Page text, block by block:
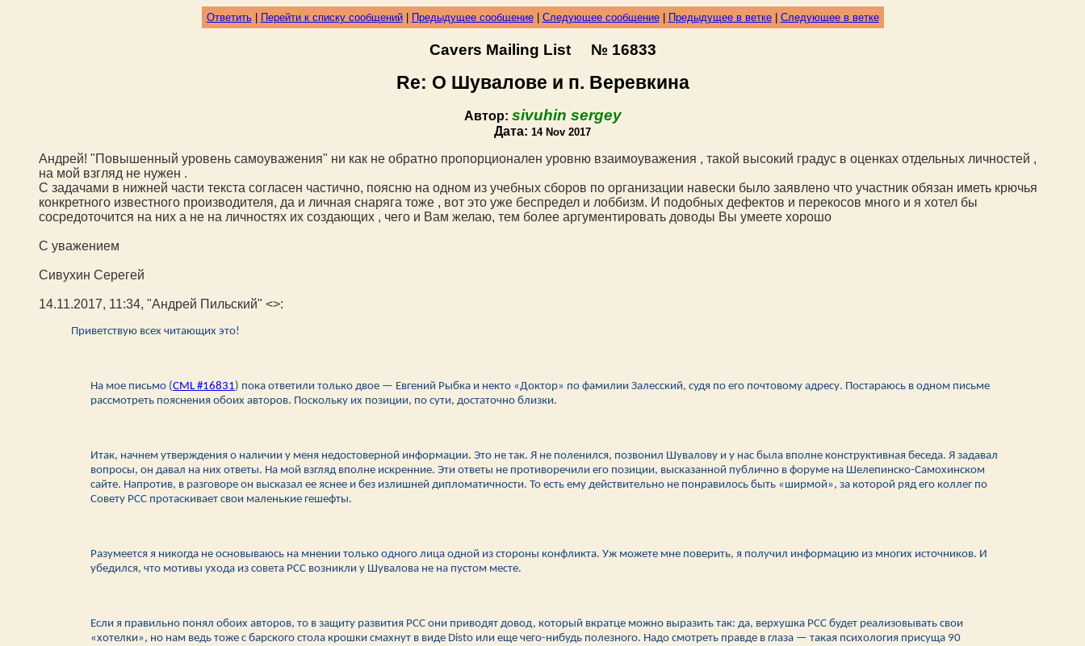
Ответить| Перейти к списку сообщений| Предыдущее сообщение| Следующее сообщение| Предыдущее в ветке| Следующее в ветке
Cavers Mailing List № 16833
Re: О Шувалове и п. Веревкина
Автор: sivuhin sergey
Дата: 14 Nov 2017
Андрей! "Повышенный уровень самоуважения" ни как не обратно пропорционален уровню взаимоуважения , такой высокий градус в оценках отдельных личностей ,
на мой взгляд не нужен .
С задачами в нижней части текста согласен частично, поясню на одном из учебных сборов по организации навески было заявлено что участник обязан иметь крючья
конкретного известного производителя, да и личная снаряга тоже , вот это уже беспредел и лоббизм. И подобных дефектов и перекосов много и я хотел бы
сосредоточится на них а не на личностях их создающих , чего и Вам желаю, тем более аргументировать доводы Вы умеете хорошо
С уважением
Сивухин Серегей
14.11.2017, 11:34, "Андрей Пильский" <>:
Приветствую всех читающих это!
На мое письмо (CML #16831) пока ответили только двое — Евгений Рыбка и некто «Доктор» по фамилии Залесский, судя по его почтовому адресу. Постараюсь в одном письме
рассмотреть пояснения обоих авторов. Поскольку их позиции, по сути, достаточно близки.
Итак, начнем утверждения о наличии у меня недостоверной информации. Это не так. Я не поленился, позвонил Шувалову и у нас была вполне конструктивная беседа. Я задавал
вопросы, он давал на них ответы. На мой взгляд вполне искренние. Эти ответы не противоречили его позиции, высказанной публично в форуме на Шелепинско-Самохинском
сайте. Напротив, в разговоре он высказал ее яснее и без излишней дипломатичности. То есть ему действительно не понравилось быть «ширмой», за которой ряд его коллег по
Совету РСС протаскивает свои маленькие гешефты.
Разумеется я никогда не основываюсь на мнении только одного лица одной из стороны конфликта. Уж можете мне поверить, я получил информацию из многих источников. И
убедился, что мотивы ухода из совета РСС возникли у Шувалова не на пустом месте.
Если я правильно понял обоих авторов, то в защиту развития РСС они приводят довод, который вкратце можно выразить так: да, верхушка РСС будет реализовывать свои
«хотелки», но нам ведь тоже с барского стола крошки смахнут в виде Disto или еще чего-нибудь полезного. Надо смотреть правде в глаза — такая психология присуща 90